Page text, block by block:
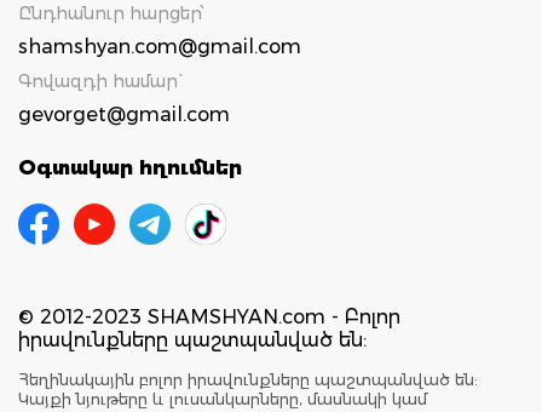
Ընդհանուր հարցեր՝
shamshyan.com@gmail.com
Գովազդի համար`
gevorget@gmail.com
Օգտակար հղումներ
© 2012-2023 SHAMSHYAN.com - Բոլոր
իրավունքները պաշտպանված են:
Հեղինակային բոլոր իրավունքները պաշտպանված են:
Կայքի նյութերը և լուսանկարները, մասնակի կամ